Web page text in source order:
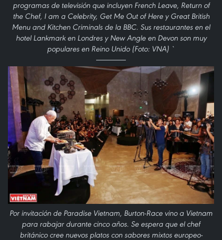
programas de televisión que incluyen French Leave, Return of
the Chef, I am a Celebrity, Get Me Out of Here y Great British
Menu and Kitchen Criminals de la BBC. Sus restaurantes en el
hotel Lankmark en Londres y New Angle en Devon son muy
populares en Reino Unido (Foto: VNA) `
Por invitación de Paradise Vietnam, Burton-Race vino a Vietnam
para rabajar durante cinco años. Se espera que el chef
británico cree nuevos platos con sabores mixtos europeo-